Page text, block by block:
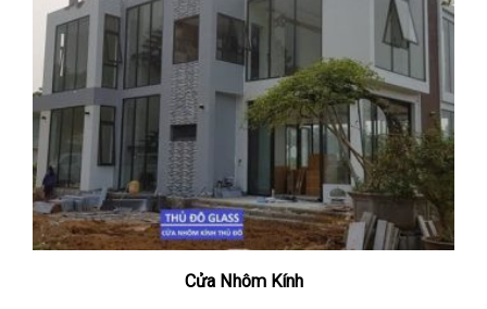
Cửa Nhôm Kính